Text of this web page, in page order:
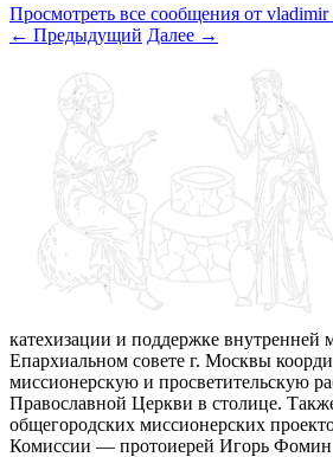
Просмотреть все сообщения от vladimir
← Предыдущий Далее →
катехизации и поддержке внутренней
Епархиальном совете г. Москвы
миссионерскую и просветительскую
Православной Церкви в столице.
общегородских миссионерских
Комиссии — протоиерей Игорь Фомин